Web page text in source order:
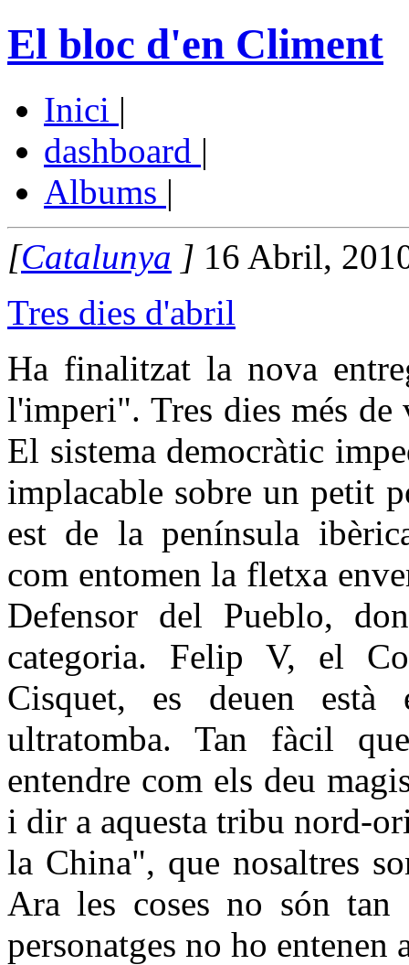
El bloc d'en Climent
Inici |
dashboard |
Albums |
[Catalunya ] 16 Abril,
Tres dies d'abril
Ha finalitzat la nova
l'imperi". Tres dies més
El sistema democràtic
implacable sobre un petit
est de la península
com entomen la fletxa
Defensor del Pueblo,
categoria. Felip V, el
Cisquet, es deuen
ultratomba. Tan fàcil
entendre com els deu
i dir a aquesta tribu nord-
la China", que nosaltres
Ara les coses no són tan
personatges no ho